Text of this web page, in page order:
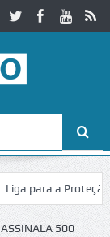
a Proteção da
de Cerveira
500